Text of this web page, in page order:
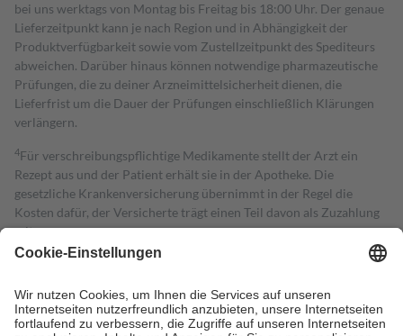
bei uns werktags von Montag bis Freitag bis 18:00 Uhr. Der genaue
Lieferzeitpunkt kann je nach Region und in Abhängigkeit der
Produktverfügbarkeit sowie vom Zustellzeitpunkt des Spediteurs
abweichen. Darüber hinaus können notwendige pharmazeutische
Prüfungen, die zu deiner Arzneimittelsicherheit dienen, die
Lieferfrist um die Dauer der Prüfungen einschließlich Klärungen
verlängern.
4Für verschreibungspflichtige Medikamente stellt der Arzt ein
Rezept aus und der Patient erhält sie in der Apotheke. Die
gesetzliche Krankenversicherung übernimmt in der Regel die
Kosten dafür, der Versicherte trägt einen Teil davon als Zuzahlung
mit.
Grundsätzlich leisten Mitglieder Zuzahlungen in Höhe von zehn
höchstens zehn Euro.
Es sind jedoch nie mehr als die tatsächlichen
Kosten der Leistung zu entrichten.
Diese Regeln gelten grundsätzlich auch für Online-Apotheken.